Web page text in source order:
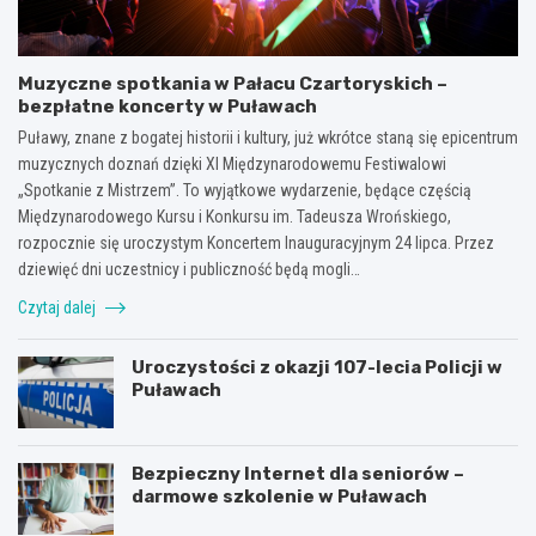
Muzyczne spotkania w Pałacu Czartoryskich –
bezpłatne koncerty w Puławach
Puławy, znane z bogatej historii i kultury, już wkrótce staną się epicentrum
muzycznych doznań dzięki XI Międzynarodowemu Festiwalowi
„Spotkanie z Mistrzem”. To wyjątkowe wydarzenie, będące częścią
Międzynarodowego Kursu i Konkursu im. Tadeusza Wrońskiego,
rozpocznie się uroczystym Koncertem Inauguracyjnym 24 lipca. Przez
dziewięć dni uczestnicy i publiczność będą mogli…
Czytaj dalej
Uroczystości z okazji 107-lecia Policji w
Puławach
Bezpieczny Internet dla seniorów –
darmowe szkolenie w Puławach